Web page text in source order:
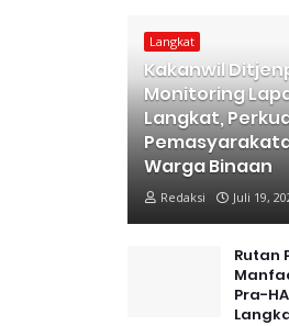
Langkat
Kakanwil
Monitoring
Langkat,
Warga Binaan
Redaksi Juli 19,
Rutan
Pra-